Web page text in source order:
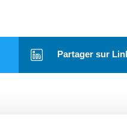
Partager sur